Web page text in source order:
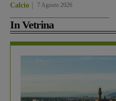
Calcio 7 Agosto 2026
In Vetrina